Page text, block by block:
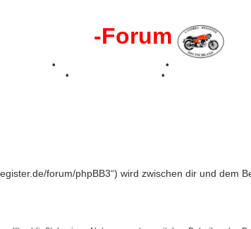
-Forum
• •
• •
forum/phpBB3“) wird zwischen dir und dem